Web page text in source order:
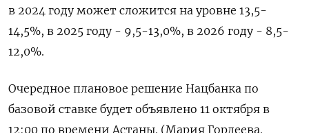
в 2024 году может сложится на уровне 13,5-
14,5%, в 2025 году - 9,5-13,0%, в 2026 году - 8,5-
12,0%.
Очередное плановое решение Нацбанка по
базовой ставке будет объявлено 11 октября в
12:00 по времени Астаны. (Мария Гордеева.